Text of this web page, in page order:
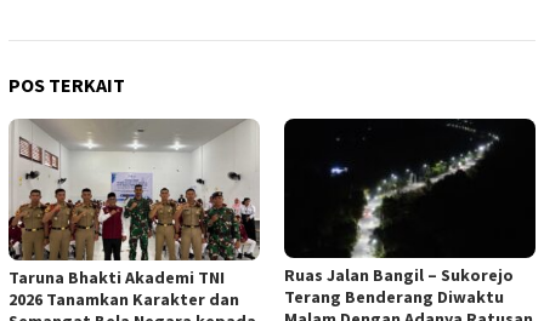
POS TERKAIT
Taruna Bhakti Akademi TNI
2026 Tanamkan Karakter dan
Ruas Jalan Bangil – Sukorejo
Terang Benderang Diwaktu